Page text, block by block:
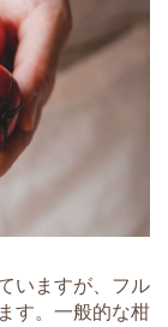
いますが、フル
す。一般的な柑